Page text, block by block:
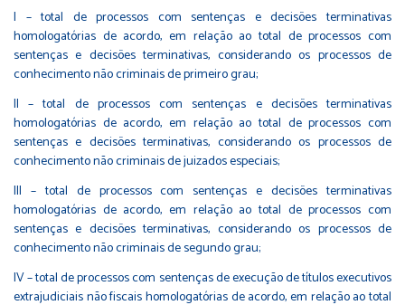
I – total de processos com sentenças e decisões terminativas
homologatórias de acordo, em relação ao total de processos com
sentenças e decisões terminativas, considerando os processos de
conhecimento não criminais de primeiro grau;
II – total de processos com sentenças e decisões terminativas
homologatórias de acordo, em relação ao total de processos com
sentenças e decisões terminativas, considerando os processos de
conhecimento não criminais de juizados especiais;
III – total de processos com sentenças e decisões terminativas
homologatórias de acordo, em relação ao total de processos com
sentenças e decisões terminativas, considerando os processos de
conhecimento não criminais de segundo grau;
IV – total de processos com sentenças de execução de títulos executivos
extrajudiciais não fiscais homologatórias de acordo, em relação ao total